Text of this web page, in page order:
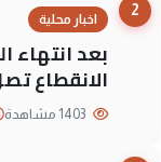
2
اخبار محلية
بعد انتهاء
الانقطاع